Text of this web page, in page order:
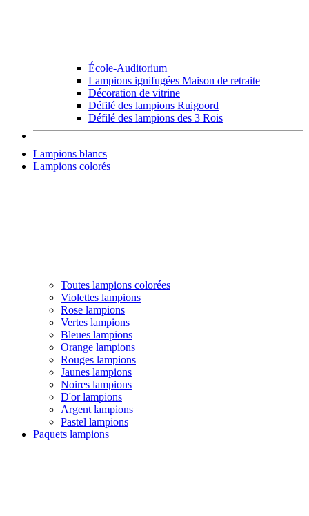
École-Auditorium
Lampions ignifugées Maison de retraite
Décoration de vitrine
Défilé des lampions Ruigoord
Défilé des lampions des 3 Rois
Lampions blancs
Lampions colorés
Toutes lampions colorées
Violettes lampions
Rose lampions
Vertes lampions
Bleues lampions
Orange lampions
Rouges lampions
Jaunes lampions
Noires lampions
D'or lampions
Argent lampions
Pastel lampions
Paquets lampions